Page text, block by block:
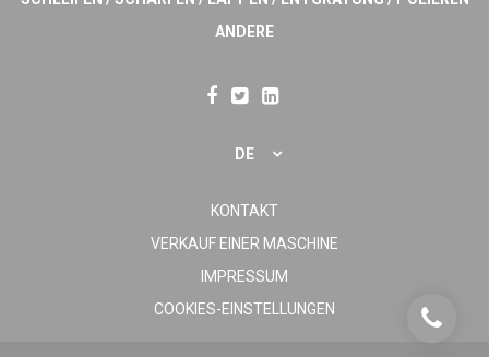
ANDERE
DE
KONTAKT
VERKAUF EINER MASCHINE
IMPRESSUM
COOKIES-EINSTELLUNGEN